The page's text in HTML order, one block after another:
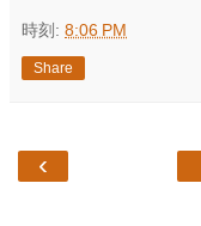
時刻: 8:06 PM
Share
‹